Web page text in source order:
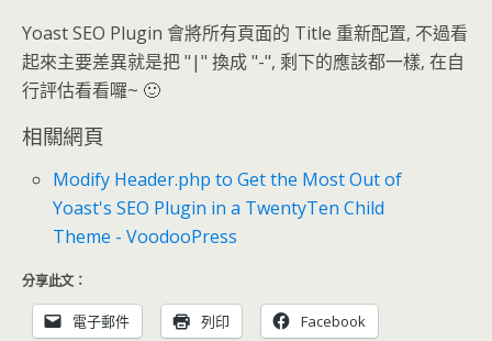
Yoast SEO Plugin 會將所有頁面的 Title 重新配置, 不過看
起來主要差異就是把 "|" 換成 "-", 剩下的應該都一樣, 在自
行評估看看囉~ 🙂
相關網頁
Modify Header.php to Get the Most Out of
Yoast's SEO Plugin in a TwentyTen Child
Theme - VoodooPress
分享此文：
電子郵件 列印 Facebook